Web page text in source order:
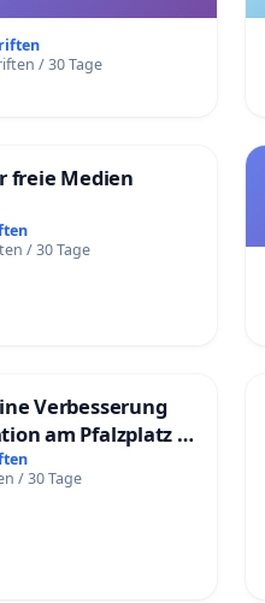
/ 30 Tage
freie Medien
/ 30 Tage
Verbesserung
am Pfalzplatz in
/ 30 Tage